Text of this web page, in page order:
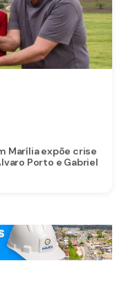
Marília expõe crise
Porto e Gabriel